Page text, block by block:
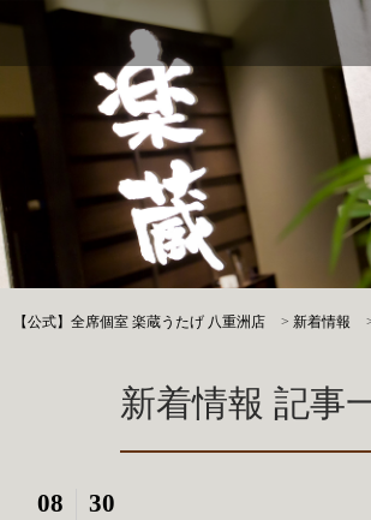
【公式】全席個室 楽蔵うたげ 八重洲店 >新着情報
新着情報 記事
08 30